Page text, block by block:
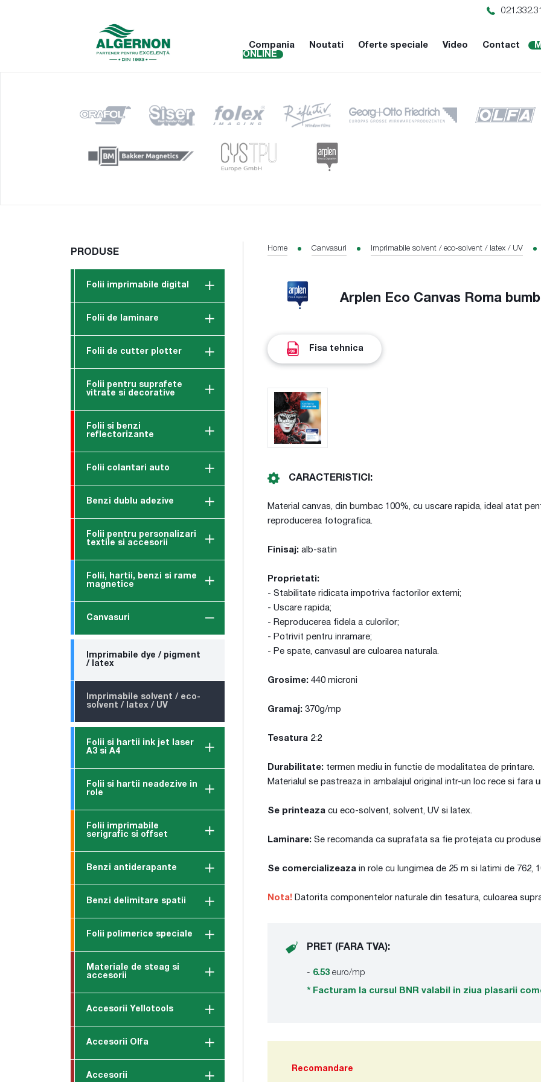
Compania Noutati Oferte speciale Video Contact
ONLINE
PRODUSE
Folii imprimabile digital
Folii de laminare
Folii de cutter plotter
Folii pentru suprafete
vitrate si decorative
Folii si benzi
reflectorizante
Folii colantari auto
Benzi dublu adezive
Folii pentru personalizari
textile si accesorii
Folii, hartii, benzi si rame
magnetice
Canvasuri
Imprimabile dye / pigment
/ latex
Imprimabile solvent / eco-
solvent / latex / UV
Folii si hartii ink jet laser
A3 si A4
Folii si hartii neadezive in
role
Folii imprimabile
serigrafic si offset
Benzi antiderapante
Benzi delimitare spatii
Folii polimerice speciale
Materiale de steag si
accesorii
Accesorii Yellotools
Accesorii Olfa
Accesorii
Home Canvasuri Imprimabile solvent / eco-solvent / latex / UV
Arplen Eco Canvas Roma
Fisa tehnica
CARACTERISTICI:
Material canvas, din bumbac 100%, cu uscare rapida, ideal atat
reproducerea fotografica.
Finisaj: alb-satin
Proprietati:
- Stabilitate ridicata impotriva factorilor externi;
- Uscare rapida;
- Reproducerea fidela a culorilor;
- Potrivit pentru inramare;
- Pe spate, canvasul are culoarea naturala.
Grosime: 440 microni
Gramaj: 370g/mp
Tesatura 2:2
Durabilitate: termen mediu in functie de modalitatea de printare.
Materialul se pastreaza in ambalajul original intr-un loc rece si fara
Se printeaza cu eco-solvent, solvent, UV si latex.
Laminare: Se recomanda ca suprafata sa fie protejata cu
Se comercializeaza in role cu lungimea de 25 m si latimi de 762,
Nota! Datorita componentelor naturale din tesatura, culoarea
PRET (FARA TVA):
- 6.53 euro/mp
* Facturam la cursul BNR valabil in ziua plasarii
Recomandare